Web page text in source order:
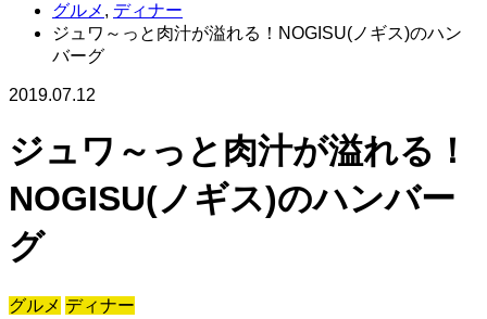
グルメ , ディナー
ジュワ～っと肉汁が溢れる！NOGISU(ノギス)のハン
バーグ
2019.07.12
ジュワ～っと肉汁が溢れる！
NOGISU(ノギス)のハンバー
グ
グルメ ディナー